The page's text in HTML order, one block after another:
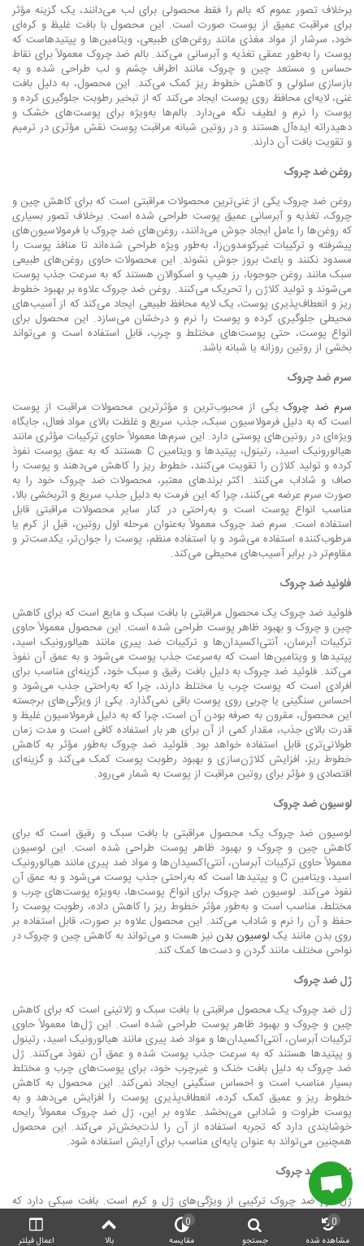
برخلاف تصور عموم که بالم را فقط محصولی برای لب می‌دانند، یک گزینه مؤثر
برای مراقبت عمیق از پوست صورت است. این محصول با بافت غلیظ و کره‌ای
خود، سرشار از مواد مغذی مانند روغن‌های طبیعی، ویتامین‌ها و پپتیدهاست که
پوست را به‌طور عمقی تغذیه و آبرسانی می‌کند. بالم ضد چروک معمولاً برای نقاط
حساس و مستعد چین و چروک مانند اطراف چشم و لب طراحی شده و به
بازسازی سلولی و کاهش خطوط ریز کمک می‌کند. این محصول، به دلیل بافت
غنی، لایه‌ای محافظ روی پوست ایجاد می‌کند که از تبخیر رطوبت جلوگیری کرده و
پوست را نرم و لطیف نگه می‌دارد. بالم‌ها به‌ویژه برای پوست‌های خشک و
دهیدراته ایده‌آل هستند و در روتین شبانه مراقبت پوست نقش مؤثری در ترمیم
و تقویت بافت آن دارند.
روغن ضد چروک
روغن ضد چروک یکی از غنی‌ترین محصولات مراقبتی است که برای کاهش چین و
چروک، تغذیه و آبرسانی عمیق پوست طراحی شده است. برخلاف تصور بسیاری
که روغن‌ها را عامل ایجاد جوش می‌دانند، روغن‌های ضد چروک با فرمولاسیون‌های
پیشرفته و ترکیبات غیرکومدون‌زا، به‌طور ویژه طراحی شده‌اند تا منافذ پوست را
مسدود نکنند و باعث بروز جوش نشوند. این محصولات حاوی روغن‌های طبیعی
سبک مانند روغن جوجوبا، رز هیپ و اسکوالان هستند که به سرعت جذب پوست
می‌شوند و تولید کلاژن را تحریک می‌کنند. روغن ضد چروک علاوه بر بهبود خطوط
ریز و انعطاف‌پذیری پوست، یک لایه محافظ طبیعی ایجاد می‌کند که از آسیب‌های
محیطی جلوگیری کرده و پوست را نرم و درخشان می‌سازد. این محصول برای
انواع پوست، حتی پوست‌های مختلط و چرب، قابل استفاده است و می‌تواند
بخشی از روتین روزانه یا شبانه باشد.
سرم ضد چروک
سرم ضد چروکیکی از محبوب‌ترین و مؤثرترین محصولات مراقبت از پوست
است که به دلیل فرمولاسیون سبک، جذب سریع و غلظت بالای مواد فعال، جایگاه
ویژه‌ای در روتین‌های پوستی دارد. این سرم‌ها معمولاً حاوی ترکیبات مؤثری مانند
هیالورونیک اسید، رتینول، پپتیدها و ویتامین C هستند که به عمق پوست نفوذ
کرده و تولید کلاژن را تقویت می‌کنند، خطوط ریز را کاهش می‌دهند و پوست را
صاف و شاداب می‌کنند. اکثر برندهای معتبر، محصولات ضد چروک خود را به
صورت سرم عرضه می‌کنند، چرا که این فرمت به دلیل جذب سریع و اثربخشی بالا،
مناسب انواع پوست است و به‌راحتی در کنار سایر محصولات مراقبتی قابل
استفاده است. سرم ضد چروک معمولاً به‌عنوان مرحله اول روتین، قبل از کرم یا
مرطوب‌کننده استفاده می‌شود و با استفاده منظم، پوست را جوان‌تر، یکدست‌تر و
مقاوم‌تر در برابر آسیب‌های محیطی می‌کند.
فلوئید ضد چروک
فلوئید ضد چروک یک محصول مراقبتی با بافت سبک و مایع است که برای کاهش
چین و چروک و بهبود ظاهر پوست طراحی شده است. این محصول معمولاً حاوی
ترکیبات آبرسان، آنتی‌اکسیدان‌ها و ترکیبات ضد پیری مانند هیالورونیک اسید،
پپتیدها و ویتامین‌ها است که به‌سرعت جذب پوست می‌شود و به عمق آن نفوذ
می‌کند. فلوئید ضد چروک به دلیل بافت رقیق و سبک خود، گزینه‌ای مناسب برای
افرادی است که پوست چرب یا مختلط دارند، چرا که به‌راحتی جذب می‌شود و
احساس سنگینی یا چربی روی پوست باقی نمی‌گذارد. یکی از ویژگی‌های برجسته
این محصول، مقرون به صرفه بودن آن است، چرا که به دلیل فرمولاسیون غلیظ و
قدرت بالای جذب، مقدار کمی از آن برای هر بار استفاده کافی است و مدت زمان
طولانی‌تری قابل استفاده خواهد بود. فلوئید ضد چروک به‌طور مؤثر به کاهش
خطوط ریز، افزایش کلاژن‌سازی و بهبود رطوبت پوست کمک می‌کند و گزینه‌ای
اقتصادی و مؤثر برای روتین مراقبت از پوست به شمار می‌رود.
لوسیون ضد چروک
لوسیون ضد چروک یک محصول مراقبتی با بافت سبک و رقیق است که برای
کاهش چین و چروک و بهبود ظاهر پوست طراحی شده است. این لوسیون
معمولاً حاوی ترکیبات آبرسان، آنتی‌اکسیدان‌ها و مواد ضد پیری مانند هیالورونیک
اسید، ویتامین C و پپتیدها است که به‌راحتی جذب پوست می‌شود و به عمق آن
نفوذ می‌کند. لوسیون ضد چروک برای انواع پوست‌ها، به‌ویژه پوست‌های چرب و
مختلط، مناسب است و به‌طور مؤثر خطوط ریز را کاهش داده، رطوبت پوست را
حفظ و آن را نرم و شاداب می‌کند. این محصول علاوه بر صورت، قابل استفاده بر
روی بدن مانند یک لوسیون بدننیز هست و می‌تواند به کاهش چین و چروک در
نواحی مختلف مانند گردن و دست‌ها کمک کند.
ژل ضد چروک
ژل ضد چروک یک محصول مراقبتی با بافت سبک و ژلاتینی است که برای کاهش
چین و چروک و بهبود ظاهر پوست طراحی شده است. این ژل‌ها معمولاً حاوی
ترکیبات آبرسان، آنتی‌اکسیدان‌ها و مواد ضد پیری مانند هیالورونیک اسید، رتینول
و پپتیدها هستند که به سرعت جذب پوست شده و عمق آن نفوذ می‌کنند. ژل
ضد چروک به دلیل بافت خنک و غیرچرب خود، برای پوست‌های چرب و مختلط
بسیار مناسب است و احساس سنگینی ایجاد نمی‌کند. این محصول به کاهش
خطوط ریز و عمیق کمک کرده، انعطاف‌پذیری پوست را افزایش می‌دهد و به
پوست طراوت و شادابی می‌بخشد. علاوه بر این، ژل ضد چروک معمولاً رایحه
خوشایندی دارد که تجربه استفاده از آن را لذت‌بخش‌تر می‌کند. این محصول
همچنین می‌تواند به عنوان پایه‌ای مناسب برای آرایش استفاده شود.
ژل کرم ضد چروک
ژل کرم ضد چروک ترکیبی از ویژگی‌های ژل و کرم است. بافت سبکی دارد که
سریع جذب پوست می‌شود و در عین حال پوست را مرطوب نگه می‌دارد. برخلاف
ژل‌ها که ممکن است احساس خشکی ایجاد کنند، ژل کرم به پوست نرمی و
اعمال فیلتر بالا مقایسه
0
جستجو مشاهده شده
0